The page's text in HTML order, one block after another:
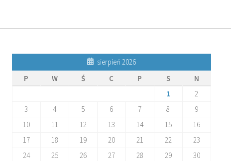
sierpień 2026
P
W Ś C P S
N
1
2
3
4 5 6 7 8
9
10
11 12 13 14 15
16
17
18 19 20 21 22
23
24
25 26 27 28 29
30